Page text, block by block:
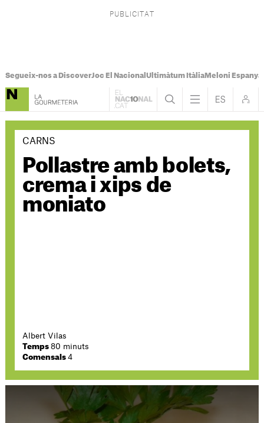
Segueix-nos a DiscoverJoc El Nacional Ultimàtum ItàliaMeloni Espanya
CARNS
Pollastre amb bolets,
crema i xips de
moniato
Albert Vilas
Temps80 minuts
Comensals4